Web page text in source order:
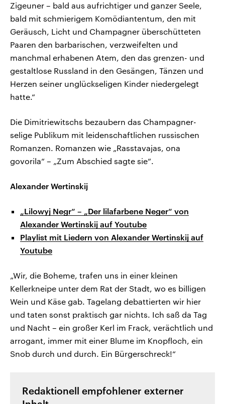
Zigeuner – bald aus aufrichtiger und ganzer Seele,
bald mit schmierigem Komödiantentum, den mit
Geräusch, Licht und Champagner überschütteten
Paaren den barbarischen, verzweifelten und
manchmal erhabenen Atem, den das grenzen- und
gestaltlose Russland in den Gesängen, Tänzen und
Herzen seiner unglückseligen Kinder niedergelegt
hatte.“
Die Dimitriewitschs bezaubern das Champagner-
selige Publikum mit leidenschaftlichen russischen
Romanzen. Romanzen wie „Rasstavajas, ona
govorila“ – „Zum Abschied sagte sie“.
Alexander Wertinskij
„Lilowyj Negr“ – „Der lilafarbene Neger“ von
Alexander Wertinskij auf Youtube
Playlist mit Liedern von Alexander Wertinskij auf
Youtube
„Wir, die Boheme, trafen uns in einer kleinen
Kellerkneipe unter dem Rat der Stadt, wo es billigen
Wein und Käse gab. Tagelang debattierten wir hier
und taten sonst praktisch gar nichts. Ich saß da Tag
und Nacht – ein großer Kerl im Frack, verächtlich und
arrogant, immer mit einer Blume im Knopfloch, ein
Snob durch und durch. Ein Bürgerschreck!“
Redaktionell empfohlener externer